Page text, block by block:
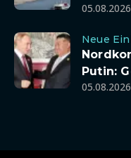
Neue
Putin: